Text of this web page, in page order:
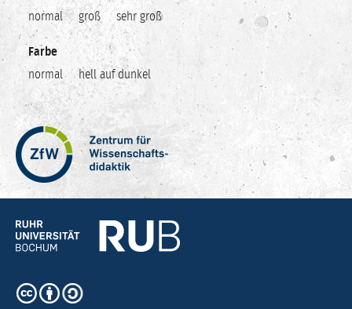
normal
groß sehr groß
Farbe
normal
hell auf dunkel
Zentrum
für
Wissenschaftsdidaktik
Ruhr-
Universität
CC
BY-